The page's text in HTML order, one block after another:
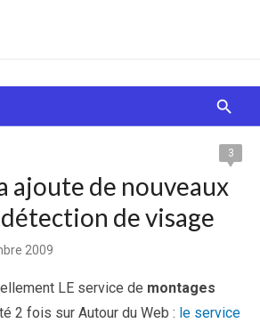
une boîte de chocolats… On
sur quoi on va tomber !
3
ajoute de nouveaux
de visage
2009
LE service de montages
2 fois sur Autour du Web : le service